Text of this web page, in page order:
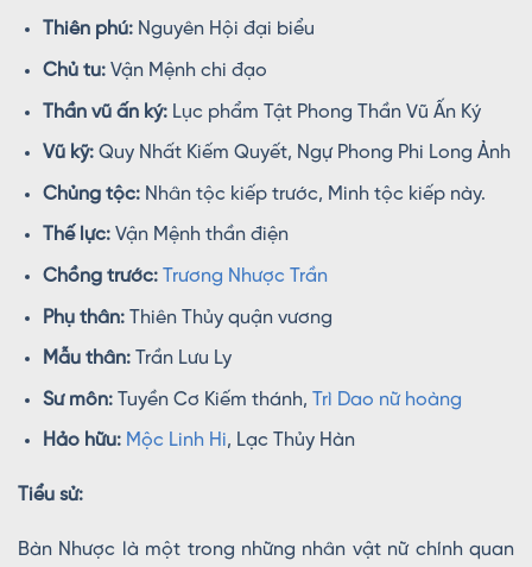
Thiên phú:Nguyên Hội đại biểu
Chủ tu:Vận Mệnh chi đạo
Thần vũ ấn ký:Lục phẩm Tật Phong Thần Vũ Ấn Ký
Vũ kỹ:Quy Nhất Kiếm Quyết, Ngự Phong Phi Long Ảnh
Chủng tộc:Nhân tộc kiếp trước, Minh tộc kiếp này.
Thế lực:Vận Mệnh thần điện
Chồng trước: Trương Nhược Trần
Phụ thân:Thiên Thủy quận vương
Mẫu thân:Trần Lưu Ly
Sư môn:Tuyền Cơ Kiếm thánh, Trì Dao nữ hoàng
Hảo hữu: Mộc Linh Hi, Lạc Thủy Hàn
Tiểu sử:
Bàn Nhược là một trong những nhân vật nữ chính quan